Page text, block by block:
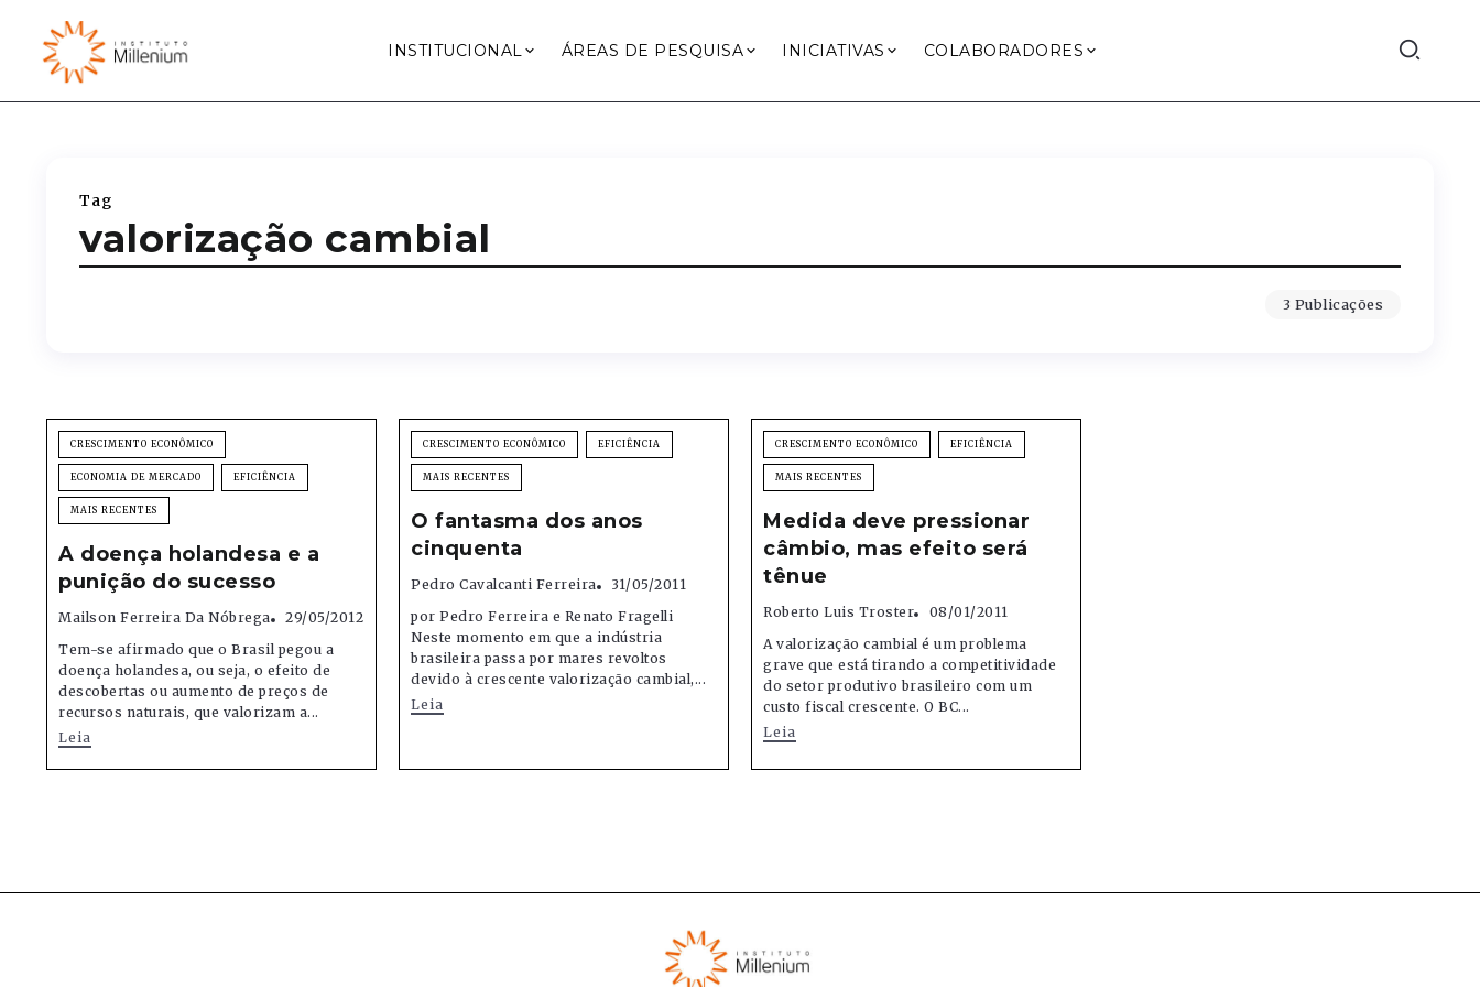
INSTITUCIONAL ÁREAS DE PESQUISA INICIATIVAS COLABORADORES
Tag
valorização cambial
3 Publicações
CRESCIMENTO ECONÔMICO
ECONOMIA DE MERCADO EFICIÊNCIA
MAIS RECENTES
A doença holandesa e a
punição do sucesso
Mailson Ferreira Da Nóbrega
29/05/2012
Tem-se afirmado que o Brasil pegou a
doença holandesa, ou seja, o efeito de
descobertas ou aumento de preços de
recursos naturais, que valorizam a...
Leia
CRESCIMENTO ECONÔMICO EFICIÊNCIA
MAIS RECENTES
O fantasma dos anos
cinquenta
Pedro Cavalcanti Ferreira
31/05/2011
por Pedro Ferreira e Renato Fragelli
Neste momento em que a indústria
brasileira passa por mares revoltos
devido à crescente valorização cambial,...
Leia
CRESCIMENTO ECONÔMICO EFICIÊNCIA
MAIS RECENTES
Medida deve pressionar
câmbio, mas efeito será
tênue
Roberto Luis Troster
08/01/2011
A valorização cambial é um problema
grave que está tirando a competitividade
do setor produtivo brasileiro com um
custo fiscal crescente. O BC...
Leia